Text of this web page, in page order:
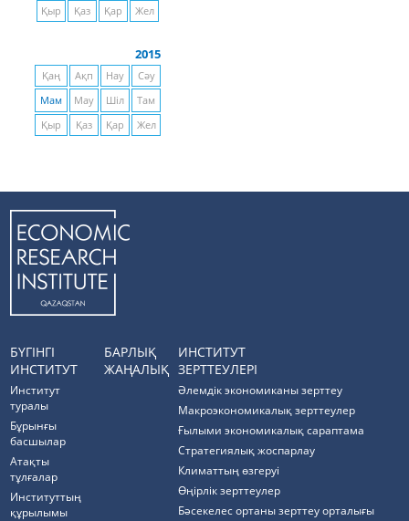
Қыр
Қаз Қар Жел
2015
Қаң Ақп Нау
Сәу
Мам
Мау Шіл
Там
Қыр
Қаз Қар Жел
БҮГІНГІ
ИНСТИТУТ
Институт
туралы
Бұрынғы
басшылар
Атақты
тұлғалар
Институттың
құрылымы
БАРЛЫҚ
ЖАҢАЛЫҚ
ИНСТИТУТ
ЗЕРТТЕУЛЕРІ
Әлемдік экономиканы зерттеу
Макроэкономикалық зерттеулер
Ғылыми экономикалық сараптама
Стратегиялық жоспарлау
Климаттың өзгеруі
Өңірлік зерттеулер
Бәсекелес ортаны зерттеу орталығы